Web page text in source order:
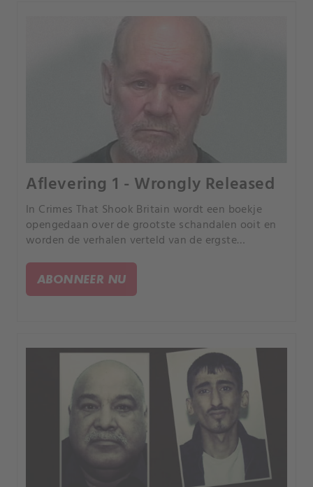
Aflevering 1 - Wrongly Released
In Crimes That Shook Britain wordt een boekje
opengedaan over de grootste schandalen ooit en
worden de verhalen verteld van de ergste
de mensen die direct betrokken waren bij de
tragedies.
ABONNEER NU